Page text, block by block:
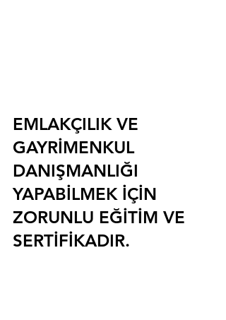
EMLAKÇILIK VE
GAYRİMENKUL
DANIŞMANLIĞI
YAPABİLMEK İÇİN
ZORUNLU EĞİTİM VE
SERTİFİKADIR.